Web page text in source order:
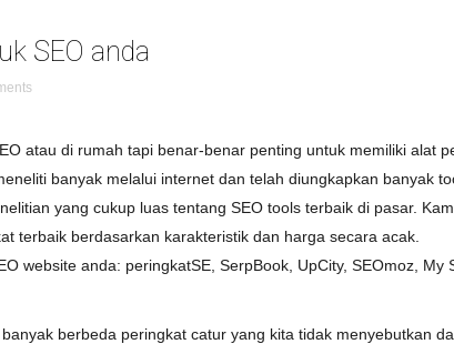
SEO anda
atau di rumah tapi benar-benar penting untuk memiliki alat
banyak melalui internet dan telah diungkapkan banyak
yang cukup luas tentang SEO tools terbaik di pasar.
terbaik berdasarkan karakteristik dan harga secara acak.
website anda: peringkatSE SerpBook UpCity, SEOmoz My
banyak berbeda peringkat catur yang kita tidak menyebutkan